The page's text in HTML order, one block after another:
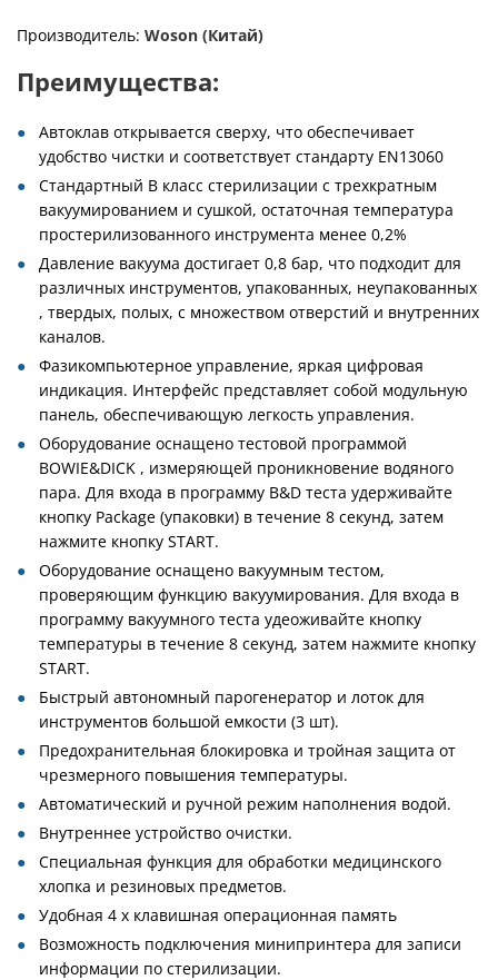
Производитель: Woson (Китай)
Преимущества:
Автоклав открывается сверху, что обеспечивает
удобство чистки и соответствует стандарту EN13060
Стандартный В класс стерилизации с трехкратным
вакуумированием и сушкой, остаточная температура
простерилизованного инструмента менее 0,2%
Давление вакуума достигает 0,8 бар, что подходит для
различных инструментов, упакованных, неупакованных
, твердых, полых, с множеством отверстий и внутренних
каналов.
Фазикомпьютерное управление, яркая цифровая
индикация. Интерфейс представляет собой модульную
панель, обеспечивающую легкость управления.
Оборудование оснащено тестовой программой
BOWIE&DICK , измеряющей проникновение водяного
пара. Для входа в программу B&D теста удерживайте
кнопку Package (упаковки) в течение 8 секунд, затем
нажмите кнопку START.
Оборудование оснащено вакуумным тестом,
проверяющим функцию вакуумирования. Для входа в
программу вакуумного теста удеоживайте кнопку
температуры в течение 8 секунд, затем нажмите кнопку
START.
Быстрый автономный парогенератор и лоток для
инструментов большой емкости (3 шт).
Предохранительная блокировка и тройная защита от
чрезмерного повышения температуры.
Автоматический и ручной режим наполнения водой.
Внутреннее устройство очистки.
Специальная функция для обработки медицинского
хлопка и резиновых предметов.
Удобная 4 х клавишная операционная память
Возможность подключения минипринтера для записи
информации по стерилизации.